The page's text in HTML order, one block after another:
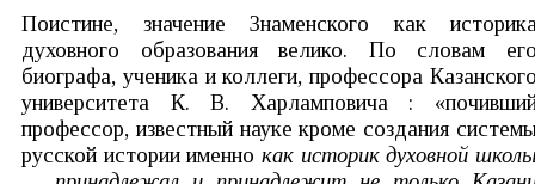
Поистине, значение Знаменского как
духовного образования велико. По словам
биографа, ученика и коллеги, профессора
университета К. В. Харламповича :
профессор, известный науке кроме создания
русской истории именно как историк духовной